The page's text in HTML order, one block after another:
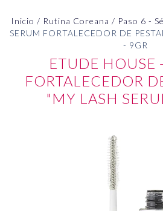
Inicio / Rutina Coreana / Paso 6 -
SERUM FORTALECEDOR DE
- 9GR
ETUDE HOUSE
FORTALECEDOR
"MY LASH